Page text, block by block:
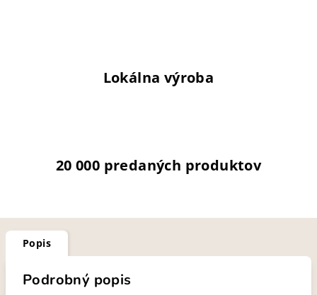
Lokálna výroba
20 000 predaných produktov
Popis
Podrobný popis